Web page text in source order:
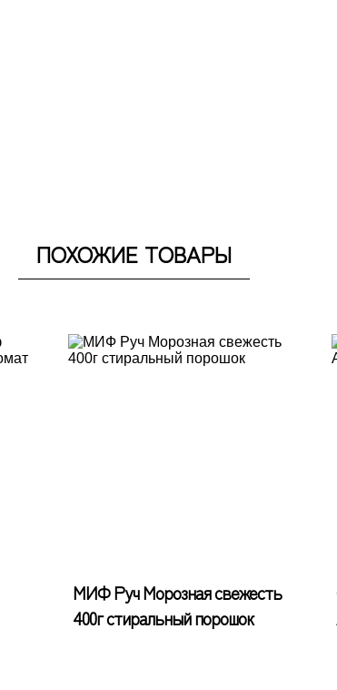
ПОХОЖИЕ ТОВАРЫ
МИФ Руч Морозная свежесть
400г стиральный порошок